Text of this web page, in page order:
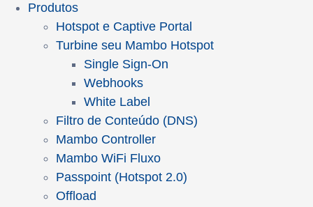
Produtos
Hotspot e Captive Portal
Turbine seu Mambo Hotspot
Single Sign-On
Webhooks
White Label
Filtro de Conteúdo (DNS)
Mambo Controller
Mambo WiFi Fluxo
Passpoint (Hotspot 2.0)
Offload